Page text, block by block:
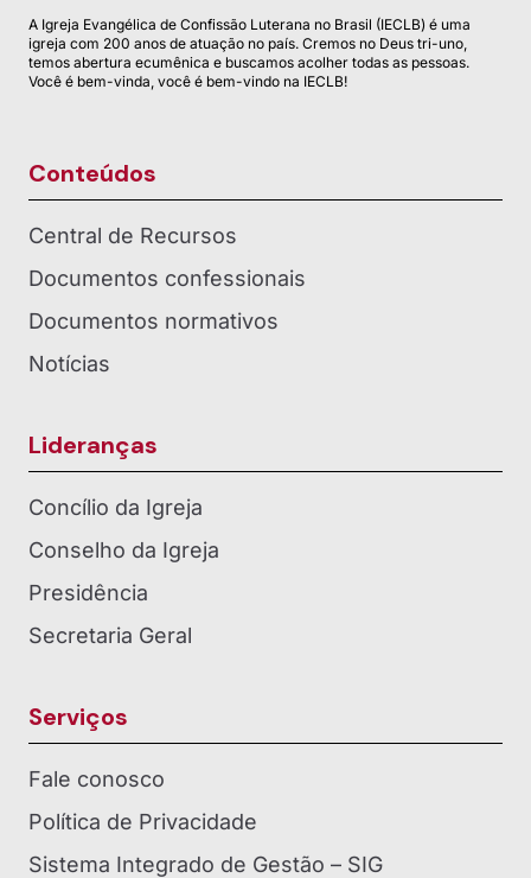
A Igreja Evangélica de Confissão Luterana no Brasil (IECLB) é uma
igreja com 200 anos de atuação no país. Cremos no Deus tri-uno,
temos abertura ecumênica e buscamos acolher todas as pessoas.
Você é bem-vinda, você é bem-vindo na IECLB!
Conteúdos
Central de Recursos
Documentos confessionais
Documentos normativos
Notícias
Lideranças
Concílio da Igreja
Conselho da Igreja
Presidência
Secretaria Geral
Serviços
Fale conosco
Política de Privacidade
Sistema Integrado de Gestão – SIG